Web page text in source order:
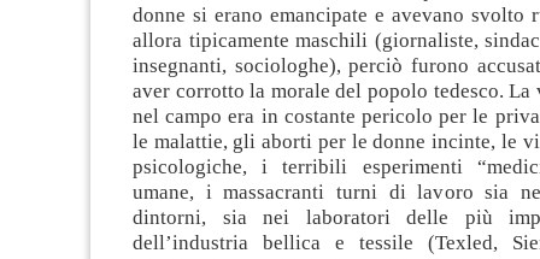
donne si erano emancipate e avevano svolto
allora tipicamente maschili (giornaliste,
insegnanti, sociologhe), perciò furono
aver corrotto la morale del popolo tedesco. La
nel campo era in costante pericolo per le
le malattie, gli aborti per le donne incinte, le
psicologiche, i terribili esperimenti
umane, i massacranti turni di lavoro sia
dintorni, sia nei laboratori delle più
dell’industria bellica e tessile (Texled,